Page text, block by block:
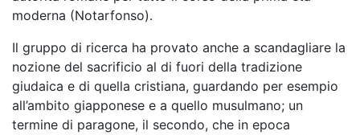
moderna (Notarfonso).
Il gruppo di ricerca ha provato anche a scandagliare la
nozione del sacrificio al di fuori della tradizione
giudaica e di quella cristiana, guardando per esempio
all’ambito giapponese e a quello musulmano; un
termine di paragone, il secondo, che in epoca